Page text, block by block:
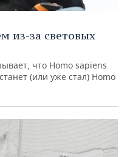
из-за световых
что Homo sapiens
(или уже стал) Homo